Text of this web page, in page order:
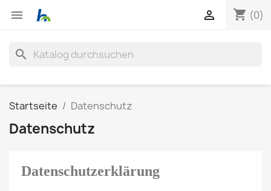
 shopping_cart (0)

search
Startseite Datenschutz
Datenschutz
Datenschutzerklärung